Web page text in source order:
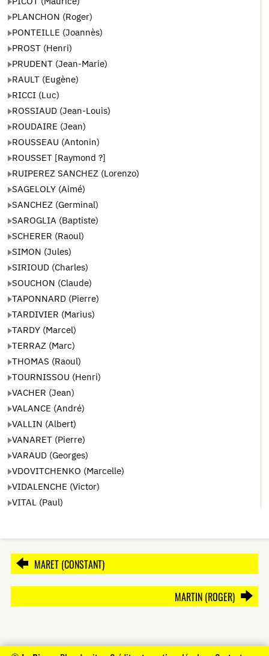
PLANCHON (Roger)
PONTEILLE (Joannès)
PROST (Henri)
PRUDENT (Jean-Marie)
RAULT (Eugène)
RICCI (Luc)
ROSSIAUD (Jean-Louis)
ROUDAIRE (Jean)
ROUSSEAU (Antonin)
ROUSSET [Raymond ?]
RUIPEREZ SANCHEZ (Lorenzo)
SAGELOLY (Aimé)
SANCHEZ (Germinal)
SAROGLIA (Baptiste)
SCHERER (Raoul)
SIMON (Jules)
SIRIOUD (Charles)
SOUCHON (Claude)
TAPONNARD (Pierre)
TARDIVIER (Marius)
TARDY (Marcel)
TERRAZ (Marc)
THOMAS (Raoul)
TOURNISSOU (Henri)
VACHER (Jean)
VALANCE (André)
VALLIN (Albert)
VANARET (Pierre)
VARAUD (Georges)
VDOVITCHENKO (Marcelle)
VIDALENCHE (Victor)
VITAL (Paul)
MARET (CONSTANT)
MARTIN (ROGER)